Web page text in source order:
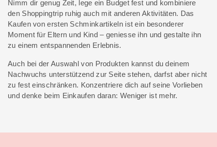
Nimm dir genug Zeit, lege ein Budget fest und kombiniere
den Shoppingtrip ruhig auch mit anderen Aktivitäten. Das
Kaufen von ersten Schminkartikeln ist ein besonderer
Moment für Eltern und Kind – geniesse ihn und gestalte ihn
zu einem entspannenden Erlebnis.
Auch bei der Auswahl von Produkten kannst du deinem
Nachwuchs unterstützend zur Seite stehen, darfst aber nicht
zu fest einschränken. Konzentriere dich auf seine Vorlieben
und denke beim Einkaufen daran: Weniger ist mehr.